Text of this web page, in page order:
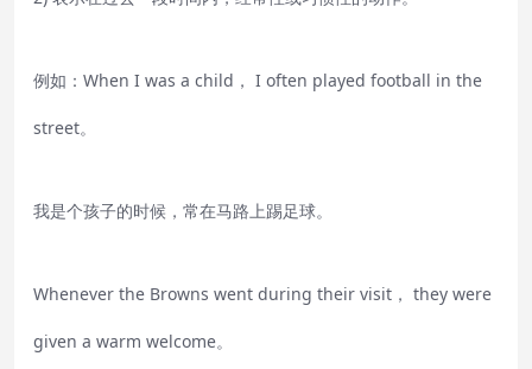
例如：When I was a child， I often played football in the
street。
我是个孩子的时候，常在马路上踢足球。
Whenever the Browns went during their visit， they were
given a warm welcome。